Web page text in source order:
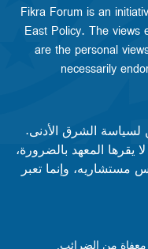
Fikra Forum is an
East Policy. The views
are the personal
necessarily
الشرق الأدنى.
يقرها المعهد بالضرورة،
مستشاريه، وإنما تعبر